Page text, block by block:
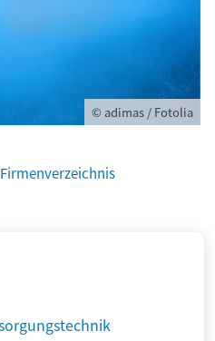
© adimas / Fotolia
Firmenverzeichnis